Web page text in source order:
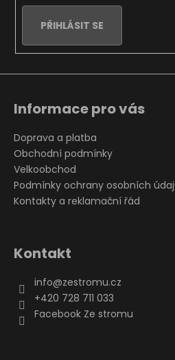
PŘIHLÁSIT SE
Informace pro vás
Doprava a platba
Obchodní podmínky
Velkoobchod
Podmínky ochrany osobních
Kontakty a reklamační řád
Kontakt
info@zestromu.cz
+420 728 711 033
Facebook Ze stromu